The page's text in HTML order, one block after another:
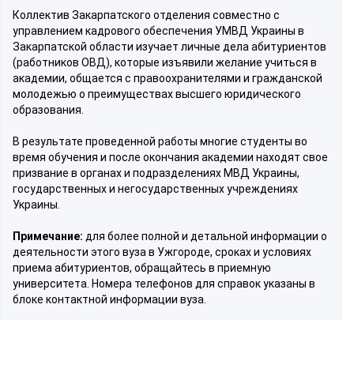
Коллектив Закарпатского отделения совместно с
управлением кадрового обеспечения УМВД Украины в
Закарпатской области изучает личные дела абитуриентов
(работников ОВД), которые изъявили желание учиться в
академии, общается с правоохранителями и гражданской
молодежью о преимуществах высшего юридического
образования.
В результате проведенной работы многие студенты во
время обучения и после окончания академии находят свое
призвание в органах и подразделениях МВД Украины,
государственных и негосударственных учреждениях
Украины.
Примечание: для более полной и детальной информации о
деятельности этого вуза в Ужгороде, сроках и условиях
приема абитуриентов, обращайтесь в приемную
университета. Номера телефонов для справок указаны в
блоке контактной информации вуза.